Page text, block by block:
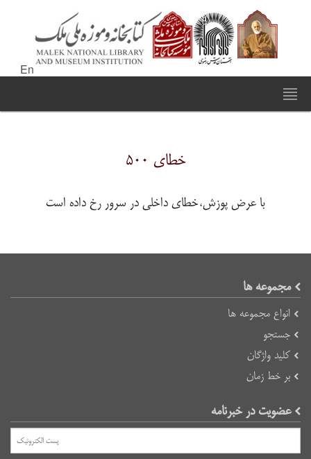
En
خطای ۵۰۰
با عرض پوزش،خطای داخلی در سرور رخ داده است
مجموعه ها
انواع مجموعه ها
جستجو
کلید واژگان
بر خط زمان
عضویت در خبرنامه